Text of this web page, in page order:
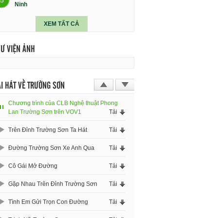
Ninh
XEM TẤT CẢ
VIỆN ẢNH
HÁT VỀ TRƯỜNG SƠN
Chương trình của CLB Nghệ thuật Phong
Lan Trường Sơn trên VOV1
Tải
Trên Đỉnh Trường Sơn Ta Hát Tải
Đường Trường Sơn Xe Anh Qua Tải
Cô Gái Mở Đường Tải
Gặp Nhau Trên Đỉnh Trường Sơn Tải
Tình Em Gửi Trọn Con Đường Tải